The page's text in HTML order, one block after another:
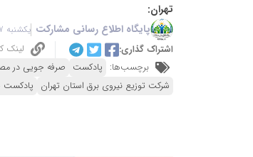
تهران:
پایگاه اطلاع رسانی مشارکت یکشنبه 7 دی 1404 - 17:16
اشتراک گذاری:
لینک
برچسب‌ها: پادکست صرفه جویی در
شرکت توزیع نیروی برق استان تهران پادکست